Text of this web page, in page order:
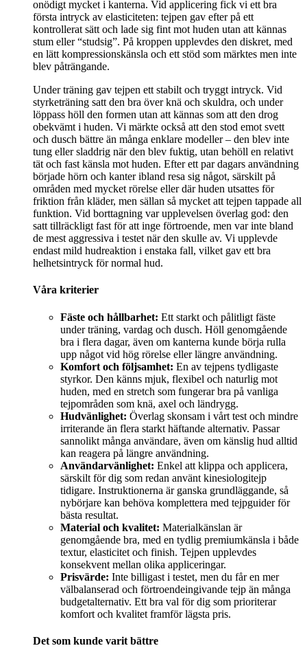
onödigt mycket i kanterna. Vid applicering fick vi ett bra
första intryck av elasticiteten: tejpen gav efter på ett
kontrollerat sätt och lade sig fint mot huden utan att kännas
stum eller “studsig”. På kroppen upplevdes den diskret, med
en lätt kompressionskänsla och ett stöd som märktes men inte
blev påträngande.
Under träning gav tejpen ett stabilt och tryggt intryck. Vid
styrketräning satt den bra över knä och skuldra, och under
löppass höll den formen utan att kännas som att den drog
obekvämt i huden. Vi märkte också att den stod emot svett
och dusch bättre än många enklare modeller – den blev inte
tung eller sladdrig när den blev fuktig, utan behöll en relativt
tät och fast känsla mot huden. Efter ett par dagars användning
började hörn och kanter ibland resa sig något, särskilt på
områden med mycket rörelse eller där huden utsattes för
friktion från kläder, men sällan så mycket att tejpen tappade all
funktion. Vid borttagning var upplevelsen överlag god: den
satt tillräckligt fast för att inge förtroende, men var inte bland
de mest aggressiva i testet när den skulle av. Vi upplevde
endast mild hudreaktion i enstaka fall, vilket gav ett bra
helhetsintryck för normal hud.
Våra kriterier
Fäste och hållbarhet: Ett starkt och pålitligt fäste
under träning, vardag och dusch. Höll genomgående
bra i flera dagar, även om kanterna kunde börja rulla
upp något vid hög rörelse eller längre användning.
Komfort och följsamhet: En av tejpens tydligaste
styrkor. Den känns mjuk, flexibel och naturlig mot
huden, med en stretch som fungerar bra på vanliga
tejpområden som knä, axel och ländrygg.
Hudvänlighet: Överlag skonsam i vårt test och mindre
irriterande än flera starkt häftande alternativ. Passar
sannolikt många användare, även om känslig hud alltid
kan reagera på längre användning.
Användarvänlighet: Enkel att klippa och applicera,
särskilt för dig som redan använt kinesiologitejp
tidigare. Instruktionerna är ganska grundläggande, så
nybörjare kan behöva komplettera med tejpguider för
bästa resultat.
Material och kvalitet: Materialkänslan är
genomgående bra, med en tydlig premiumkänsla i både
textur, elasticitet och finish. Tejpen upplevdes
konsekvent mellan olika appliceringar.
Prisvärde: Inte billigast i testet, men du får en mer
välbalanserad och förtroendeingivande tejp än många
budgetalternativ. Ett bra val för dig som prioriterar
komfort och kvalitet framför lägsta pris.
Det som kunde varit bättre